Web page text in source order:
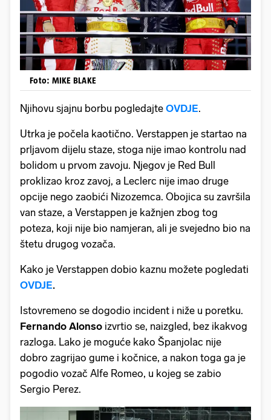
Foto: MIKE BLAKE
Njihovu sjajnu borbu pogledajte OVDJE.
Utrka je počela kaotično. Verstappen je startao na
prljavom dijelu staze, stoga nije imao kontrolu nad
bolidom u prvom zavoju. Njegov je Red Bull
proklizao kroz zavoj, a Leclerc nije imao druge
opcije nego zaobići Nizozemca. Obojica su završila
van staze, a Verstappen je kažnjen zbog tog
poteza, koji nije bio namjeran, ali je svejedno bio na
štetu drugog vozača.
Kako je Verstappen dobio kaznu možete pogledati
OVDJE.
Istovremeno se dogodio incident i niže u poretku.
Fernando Alonso izvrtio se, naizgled, bez ikakvog
razloga. Lako je moguće kako Španjolac nije
dobro zagrijao gume i kočnice, a nakon toga ga je
pogodio vozač Alfe Romeo, u kojeg se zabio
Sergio Perez.